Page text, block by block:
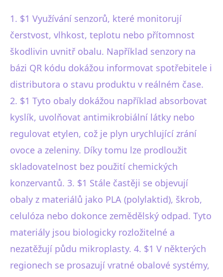
1. $1 Využívání senzorů, které monitorují
čerstvost, vlhkost, teplotu nebo přítomnost
škodlivin uvnitř obalu. Například senzory na
bázi QR kódu dokážou informovat spotřebitele i
distributora o stavu produktu v reálném čase.
2. $1 Tyto obaly dokážou například absorbovat
kyslík, uvolňovat antimikrobiální látky nebo
regulovat etylen, což je plyn urychlující zrání
ovoce a zeleniny. Díky tomu lze prodloužit
skladovatelnost bez použití chemických
konzervantů. 3. $1 Stále častěji se objevují
obaly z materiálů jako PLA (polylaktid), škrob,
celulóza nebo dokonce zemědělský odpad. Tyto
materiály jsou biologicky rozložitelné a
nezatěžují půdu mikroplasty. 4. $1 V některých
regionech se prosazují vratné obalové systémy,